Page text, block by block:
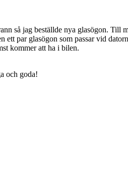
så jag beställde nya glasögon. Till
par glasögon som passar vid
kommer att ha i bilen.
och goda!